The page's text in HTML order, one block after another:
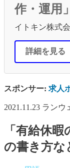
作・運用」
イトキン株式
詳細を見る
スポンサー: 求人
2021.11.23 ランウ
「有給休
の書き方な